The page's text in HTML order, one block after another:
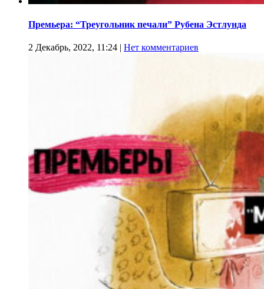
Премьера: “Треугольник печали” Рубена Эстлунда
2 Декабрь, 2022, 11:24 | Нет комментариев